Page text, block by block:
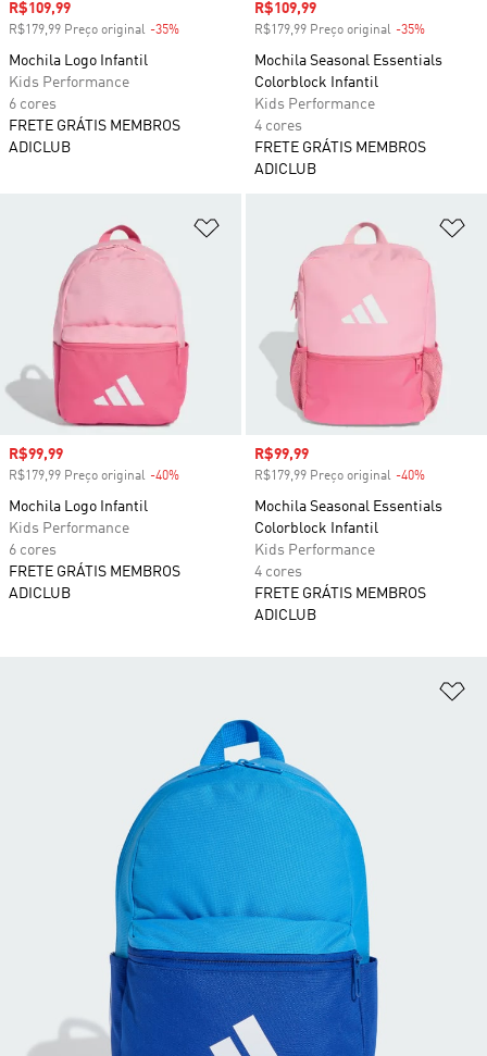
Preço com desconto
R$109,99
R$179,99 Preço original -35%
Mochila Logo Infantil
Kids Performance
6 cores
FRETE GRÁTIS MEMBROS
ADICLUB
Preço com desconto
R$109,99
R$179,99 Preço original -35%
Mochila Seasonal Essentials
Colorblock Infantil
Kids Performance
4 cores
FRETE GRÁTIS MEMBROS
ADICLUB
Adicionar à Lista de Desejos
Preço com desconto
R$99,99
R$179,99 Preço original -40%
Mochila Logo Infantil
Kids Performance
6 cores
FRETE GRÁTIS MEMBROS
ADICLUB
Preço com desconto
R$99,99
R$179,99 Preço original -40%
Mochila Seasonal Essentials
Colorblock Infantil
Kids Performance
4 cores
FRETE GRÁTIS MEMBROS
ADICLUB